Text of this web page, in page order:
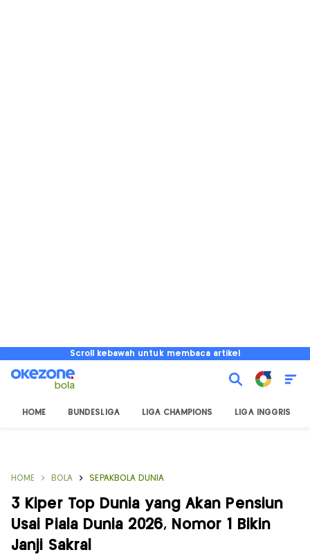
Scroll kebawah untuk membaca artikel
HOME BUNDESLIGA LIGA CHAMPIONS LIGA INGGRIS
HOME BOLA SEPAKBOLA DUNIA
3 Kiper Top Dunia yang Akan Pensiun
Usai Piala Dunia 2026, Nomor 1 Bikin
Janji Sakral